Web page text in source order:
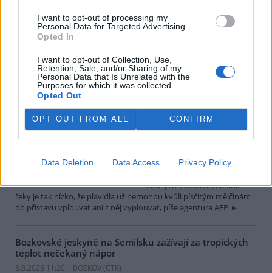
I want to opt-out of processing my
Personal Data for Targeted Advertising.
Opted In
I want to opt-out of Collection, Use,
Retention, Sale, and/or Sharing of my
Personal Data that Is Unrelated with the
Purposes for which it was collected.
Opted Out
OPT OUT FROM ALL CONFIRM
Data Deletion Data Access Privacy Policy
metrů krychlových vody méně. Každý týden se kvůli extrémně
vysokým teplotám a nedostatku srážek odpaří další 2,5 procenta.
Kvůli suchu začali rybáři s výlovy některých rybníků předčasně,
Třeboň Vladimír Kukačka.
Hladina Dunaje je na rekordním minimu; lodě uvázly,
rybáři jsou bez práce
5.8.2026 15:37 | BUKUREŠŤ (ČTK
Diskuse: 17
Turistický přístav v
které leží na břehu Dunaje, je
uvázlých v řasách. Hladina
řeky je tak nízko, že plavidla už nemohou kvůli písčitým mělčinám
do přístavu vplouvat ani z něj vyplouvat, píše agentura AFP.
Bozkovské jeskyně na Semilsku zažívají za tropických
teplot nečekaný nápor
5.8.2026 11:20 | BOZKOV (ČTK)